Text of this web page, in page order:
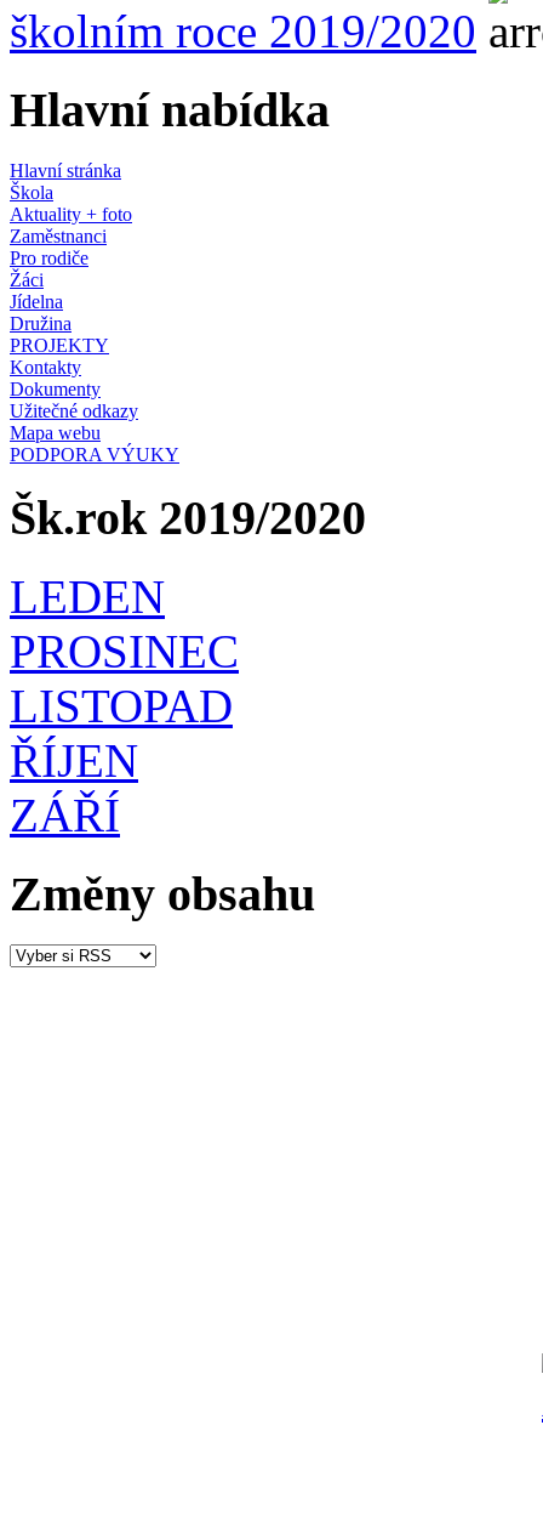
školním roce 2019/2020
Hlavní nabídka
Hlavní stránka
Škola
Aktuality + foto
Zaměstnanci
Pro rodiče
Žáci
Jídelna
Družina
PROJEKTY
Kontakty
Dokumenty
Užitečné odkazy
Mapa webu
PODPORA VÝUKY
Šk.rok 2019/2020
LEDEN
PROSINEC
LISTOPAD
ŘÍJEN
ZÁŘÍ
Změny obsahu